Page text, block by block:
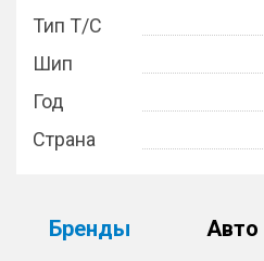
Тип Т/С
Шип
Год
Страна
Бренды
Авто